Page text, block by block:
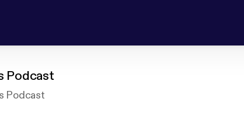
Podcast
Podcast